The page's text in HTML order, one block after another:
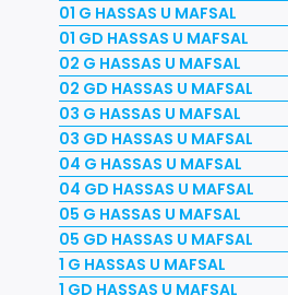
01 G HASSAS U MAFSAL
01 GD HASSAS U MAFSAL
02 G HASSAS U MAFSAL
02 GD HASSAS U MAFSAL
03 G HASSAS U MAFSAL
03 GD HASSAS U MAFSAL
04 G HASSAS U MAFSAL
04 GD HASSAS U MAFSAL
05 G HASSAS U MAFSAL
05 GD HASSAS U MAFSAL
1 G HASSAS U MAFSAL
1 GD HASSAS U MAFSAL